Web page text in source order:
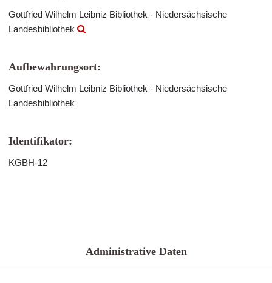
Gottfried Wilhelm Leibniz Bibliothek - Niedersächsische
Landesbibliothek
Aufbewahrungsort:
Gottfried Wilhelm Leibniz Bibliothek - Niedersächsische
Landesbibliothek
Identifikator:
KGBH-12
Administrative Daten